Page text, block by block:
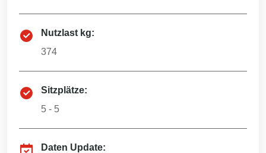
Nutzlast kg:
374
Sitzplätze:
5 - 5
Daten Update: